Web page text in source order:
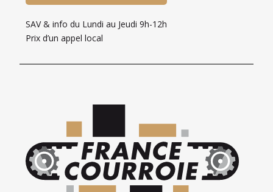
SAV & info du Lundi au Jeudi 9h-12h
Prix d’un appel local